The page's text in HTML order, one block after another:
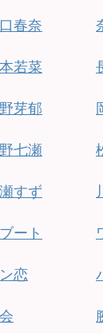
春奈
若菜
芽郁
七瀬
すず
ート
恋